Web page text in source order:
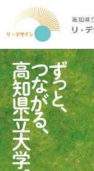
ジ
先
頭
で
す。
ュ
を
飛
ば
し
て
本
文
へ